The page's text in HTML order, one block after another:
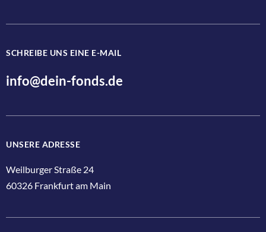
Ja, ich bin jederzeit widerruflich damit einverstanden, dass
Jetzt anmelden
SCHREIBE UNS EINE E-MAIL
info@dein-fonds.de
UNSERE ADRESSE
Weilburger Straße 24
60326 Frankfurt am Main